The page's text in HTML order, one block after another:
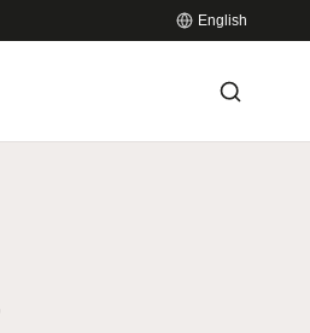
English